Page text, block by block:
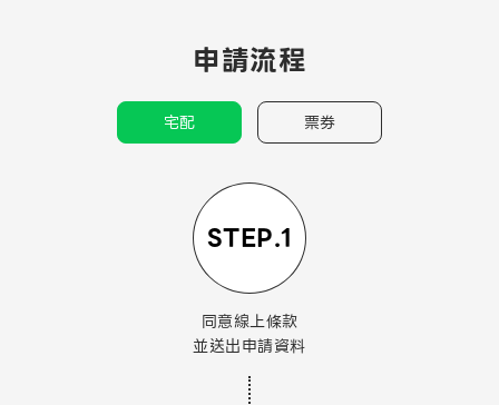
申請流程
宅配 票券
STEP.1
同意線上條款
並送出申請資料